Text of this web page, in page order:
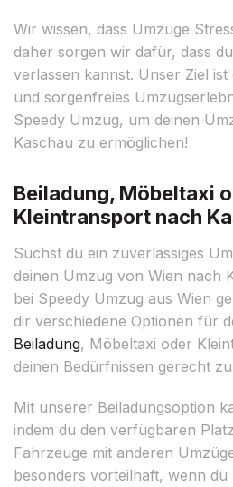
Wir wissen, dass Umzüge
daher sorgen wir dafür, dass
verlassen kannst. Unser Ziel ist
und sorgenfreies
Speedy Umzug, um deinen
Kaschau zu ermöglichen!
Beiladung, Möbeltaxi
Kleintransport nach
Suchst du ein zuverlässiges
deinen Umzug von Wien nach
bei Speedy Umzug aus Wien
dir verschiedene Optionen für
Beiladung, Möbeltaxi oder
deinen Bedürfnissen gerecht
Mit unserer Beiladungsoption
indem du den verfügbaren
Fahrzeuge mit anderen
besonders vorteilhaft, wenn du